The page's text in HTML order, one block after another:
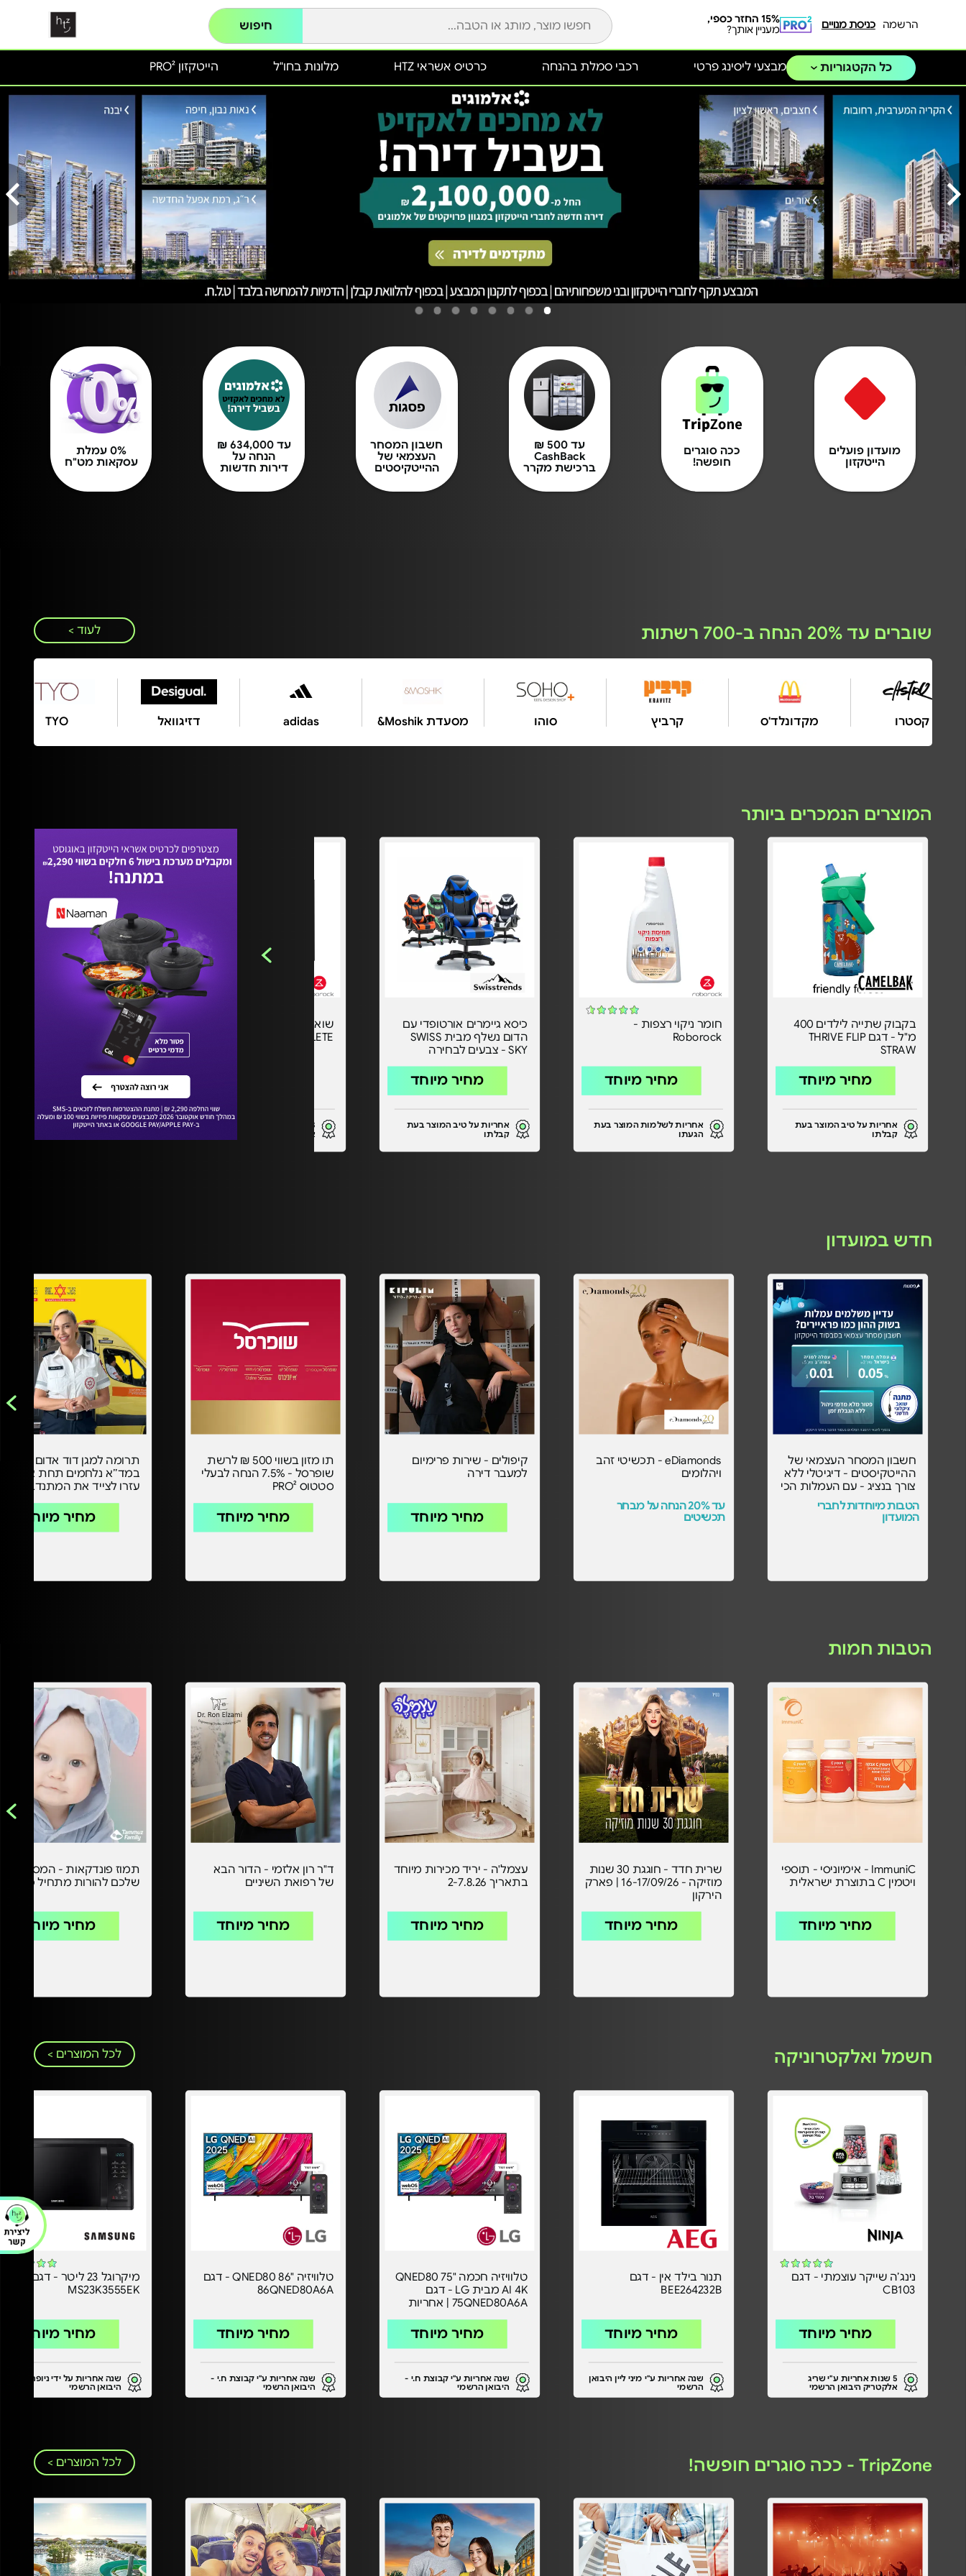
הרשמה כניסת מנויים
15% החזר כספי,
מעניין אותך?
חיפוש
כל הקטגוריות הייטקזון PRO² מלונות בחו"ל כרטיס אשראי HTZ מבצעי ליסינג פרטי רכבי סמלת בהנחה
מועדון פועלים
הייטקזון
ככה סוגרים
חופשה!
עד 500 ₪
CashBack
ברכישת מקרר
חשבון המסחר
העצמאי של
ההייטקיסטים
עד 634,000 ₪
הנחה על
דירות חדשות
0% עמלת
עסקאות מט"ח
שוברים עד 20% הנחה ב-700 רשתות לעוד >
ביגוד קסטרו מקדונלד'ס קרביץ סוהו מסעדת Moshik& adidas דזיגוואל
המוצרים הנמכרים ביותר
בקבוק שתייה לילדים 400
מ"ל - דגם THRIVE FLIP
STRAW
מחיר מיוחד
אחריות על טיב המוצר בעת
קבלתו
חומר ניקוי רצפות -
Roborock
מחיר מיוחד
אחריות לשלמות המוצר בעת
הגעתו
כיסא גיימרים אורטופדי עם
הדום נשלף מבית SWISS
SKY - צבעים לבחירה
מחיר מיוחד
אחריות על טיב המוצר בעת
קבלתו
SAROS 20 COMPLETE
אלקטרוניקה היבואן הרשמי
Finish - Power Essential
מחיר מיוחד
אחריות לטיב המוצר בעת
חדש במועדון
חשבון המסחר העצמאי של
ההייטקיסטים - דיגיטלי ללא
צורך בנציג - עם העמלות הכי
משתלמות בסבסוד הייטקזון!
-
הטבות מיוחדות לחברי
המועדון
eDiamonds - תכשיטי זהב
ויהלומים
עד 20% הנחה על מבחר
תכשיטים
קיפולים - שירות פרימיום
למעבר דירה
מחיר מיוחד
תו מזון בשווי 500 ₪ לרשת
שופרסל - 7.5% הנחה לבעלי
סטטוס PRO²
מחיר מיוחד
תרומה למגן דוד אדום -
במד״א נלחמים תחת אש -
עזרו לצייד את המתנדבים
מחיר מיוחד
הטבות חמות
ImmuniC - אימיוניסי - תוספי
ויטמין C בתוצרת ישראלית
מחיר מיוחד
שרית חדד - חוגגת 30 שנות
מוזיקה - 16-17/09/26 | פארק
הירקון
מחיר מיוחד
עצמל'ה - יריד מכירות מיוחד
בתאריך 2-7.8.26
מחיר מיוחד
ד"ר רון אלזמי - הדור הבא
של רפואת השיניים
מחיר מיוחד
תמוז פונדקאות - המסע
שלכם להורות מתחיל כאן
מחיר מיוחד
חשמל ואלקטרוניקה לכל המוצרים >
נינג’ה שייקר עוצמתי - דגם
CB103
מחיר מיוחד
5 שנות אחריות ע"י שריג
אלקטריק היבואן הרשמי
תנור בילד אין - דגם
BEE264232B
מחיר מיוחד
שנה אחריות ע"י מיני ליין היבואן
הרשמי
טלוויזיה חכמה "75 QNED80
AI 4K מבית LG - דגם
75QNED80A6A | אחריות
יבואן רשמי
מחיר מיוחד
שנה אחריות ע"י קבוצת ח.י -
היבואן הרשמי
טלוויזיה "86 QNED80 - דגם
86QNED80A6A
מחיר מיוחד
שנה אחריות ע"י קבוצת ח.י -
היבואן הרשמי
מיקרוגל 23 ליטר - דגם
MS23K3555EK
מחיר מיוחד
שנה אחריות על ידי ניופרו
היבואן הרשמי
TripZone - ככה סוגרים חופשה! לכל המוצרים >